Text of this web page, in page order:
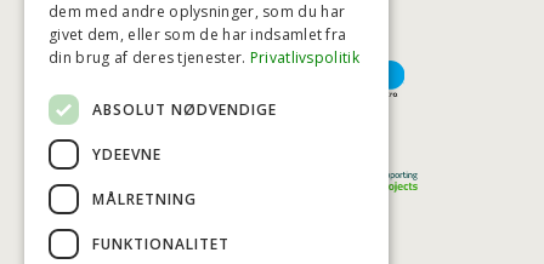
BETALINGSMULIGHEDER
TRUST SCORE 4,7
dem med andre oplysninger, som du har
givet dem, eller som de har indsamlet fra
din brug af deres tjenester. Privatlivspolitik
ABSOLUT NØDVENDIGE
YDEEVNE
MÅLRETNING
FUNKTIONALITET